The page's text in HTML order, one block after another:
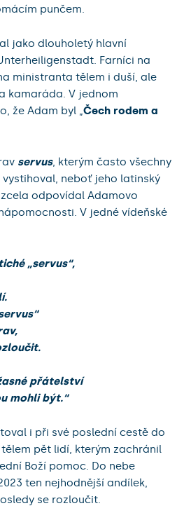
punčem.
jako dlouholetý hlavní
Farníci na
ministranta tělem i duší, ale
kamaráda. V jednom
že Adam byl „Čech rodem a
servus, kterým často všechny
neboť jeho latinský
odpovídal Adamovo
V jedné vídeňské
„servus“,
přátelství
mohli být.“
i při své poslední cestě do
pět lidí, kterým zachránil
Boží pomoc. Do nebe
ten nejhodnější andílek,
se rozloučit.